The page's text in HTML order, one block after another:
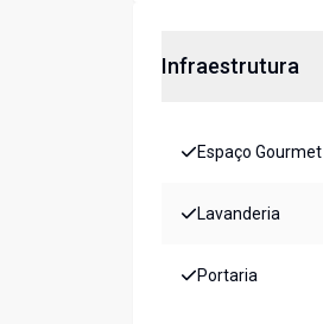
Infraestrutura
Espaço Gourmet
Lavanderia
Portaria